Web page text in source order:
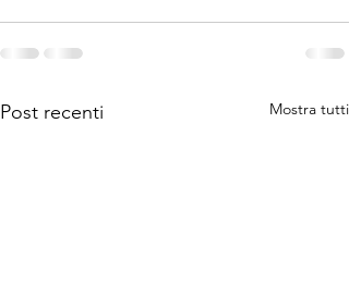
Post recenti Mostra tutti